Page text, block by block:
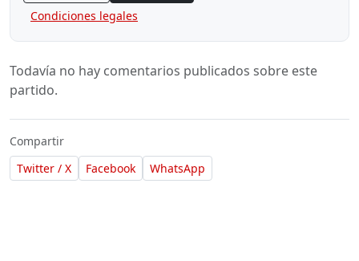
Condiciones legales
Todavía no hay comentarios publicados sobre este
partido.
Compartir
Twitter / X
Facebook WhatsApp